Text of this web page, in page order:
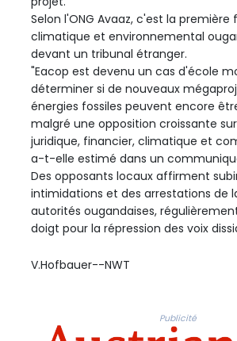
Selon l'ONG Avaaz, c'est la première
climatique et environnemental
devant un tribunal étranger.
"Eacop est devenu un cas d'école
déterminer si de nouveaux
énergies fossiles peuvent encore
malgré une opposition croissante
juridique, financier, climatique et
a-t-elle estimé dans un
Des opposants locaux affirment
intimidations et des arrestations de
autorités ougandaises,
doigt pour la répression des voix
V.Hofbauer--NWT
Publicité